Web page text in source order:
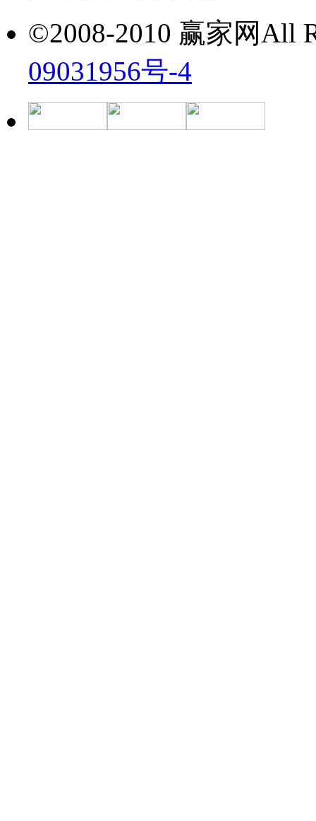
©2008-2010 赢家网All
09031956号-4